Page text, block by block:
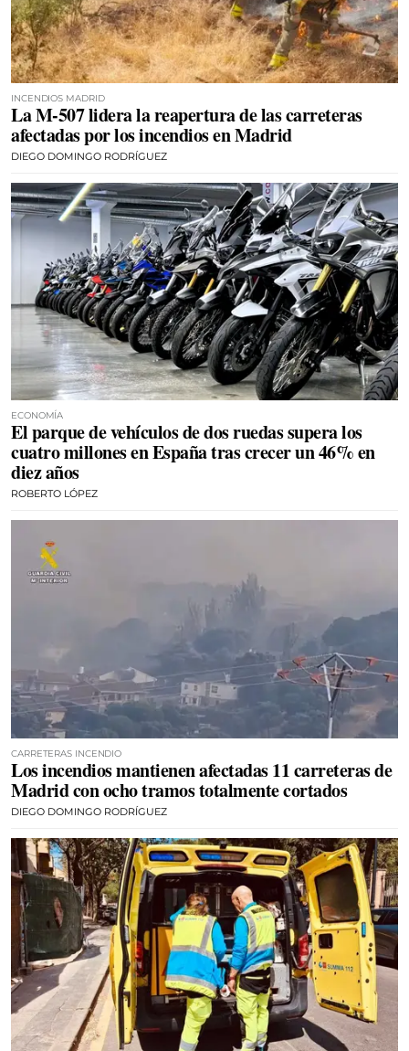
INCENDIOS MADRID
La M-507 lidera la reapertura de las carreteras
afectadas por los incendios en Madrid
DIEGO DOMINGO RODRÍGUEZ
ECONOMÍA
El parque de vehículos de dos ruedas supera los
cuatro millones en España tras crecer un 46% en
diez años
ROBERTO LÓPEZ
CARRETERAS INCENDIO
Los incendios mantienen afectadas 11 carreteras de
Madrid con ocho tramos totalmente cortados
DIEGO DOMINGO RODRÍGUEZ